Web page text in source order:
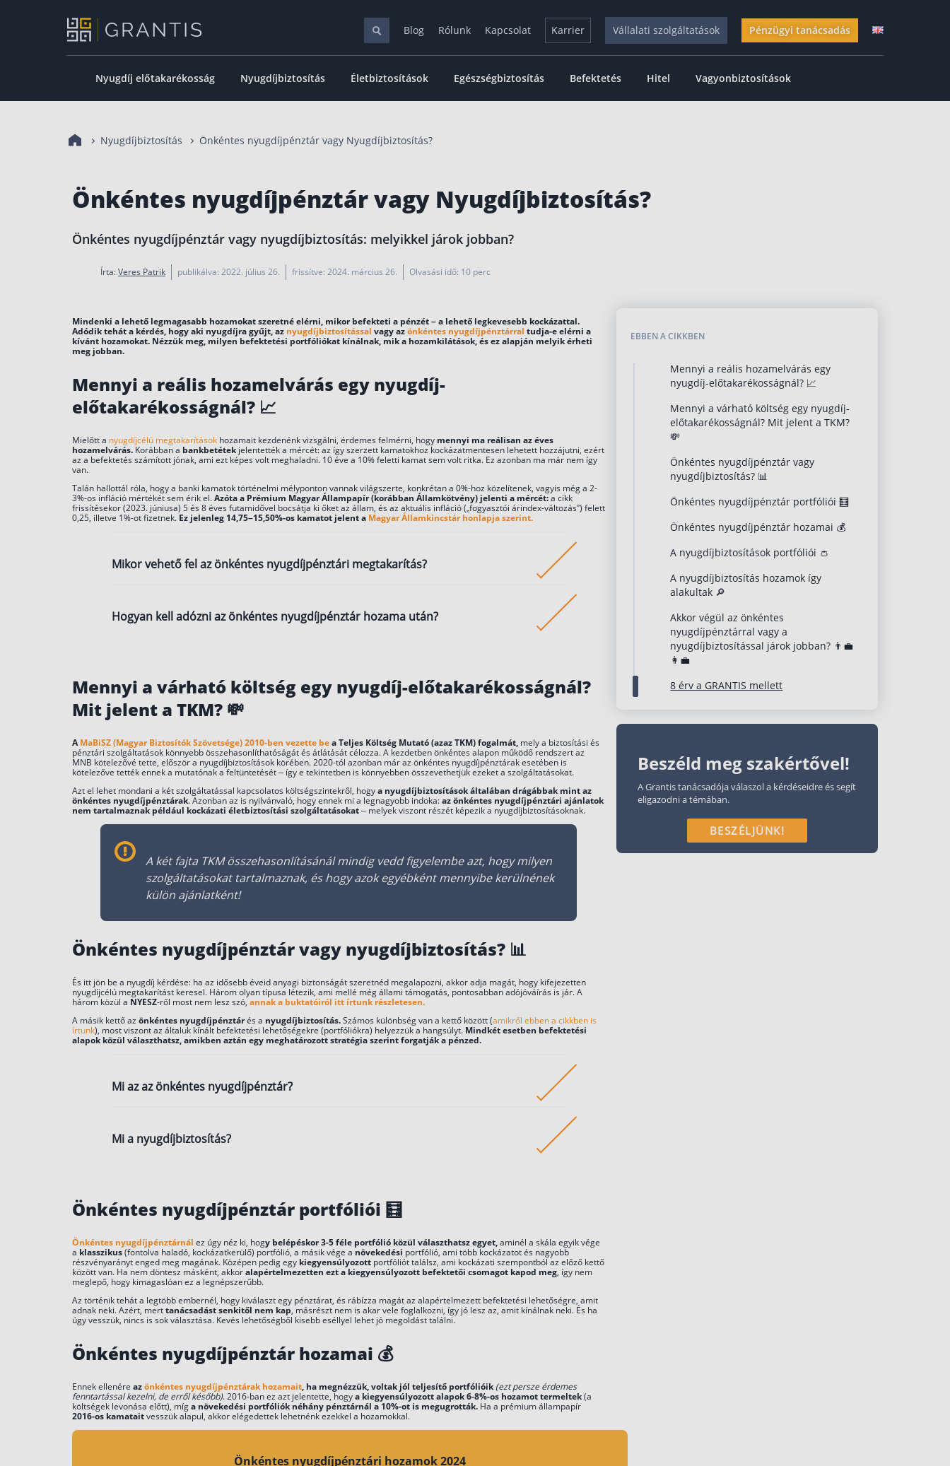
Blog Rólunk Kapcsolat Karrier Vállalati szolgáltatások Pénzügyi tanácsadás
Nyugdíj előtakarékosság Nyugdíjbiztosítás Életbiztosítások Egészségbiztosítás Befektetés Hitel Vagyonbiztosítások
Nyugdíjbiztosítás Önkéntes nyugdíjpénztár vagy Nyugdíjbiztosítás?
Önkéntes nyugdíjpénztár vagy Nyugdíjbiztosítás?
Önkéntes nyugdíjpénztár vagy nyugdíjbiztosítás: melyikkel járok jobban?
Írta:Veres Patrik publikálva: 2022. július 26. frissítve: 2024. március 26. Olvasási idő: 10 perc
Mindenki a lehető legmagasabb hozamokat szeretné elérni, mikor befekteti a pénzét – a lehető legkevesebb kockázattal.
Adódik tehát a kérdés, hogy aki nyugdíjra gyűjt, az nyugdíjbiztosítással vagy azönkéntes nyugdíjpénztárral tudja-e elérni a
kívánt hozamokat. Nézzük meg, milyen befektetési portfóliókat kínálnak, mik a hozamkilátások, és ez alapján melyik érheti
meg jobban.
Mennyi a reális hozamelvárás egy nyugdíj-
előtakarékosságnál? 📈
Mielőtt a nyugdíjcélú megtakarítások hozamait kezdenénk vizsgálni, érdemes felmérni, hogy mennyi ma reálisan az éves
hozamelvárás. Korábban a bankbetétek jelentették a mércét: az így szerzett kamatokhoz kockázatmentesen lehetett hozzájutni, ezért
az a befektetés számított jónak, ami ezt képes volt meghaladni. 10 éve a 10% feletti kamat sem volt ritka. Ez azonban ma már nem így
van.
Talán hallottál róla, hogy a banki kamatok történelmi mélyponton vannak világszerte, konkrétan a 0%-hoz közelítenek, vagyis még a 2-
3%-os infláció mértékét sem érik el.Azóta a Prémium Magyar Állampapír (korábban Államkötvény) jelenti a mércét:a cikk
frissítésekor (2023. júniusa) 5 és 8 éves futamidővel bocsátja ki őket az állam, és az aktuális infláció („fogyasztói árindex-változás”) felett
0,25, illetve 1%-ot fizetnek. Ez jelenleg 14,75–15,50%-os kamatot jelent a Magyar Államkincstár honlapja szerint.
Mikor vehető fel az önkéntes nyugdíjpénztári megtakarítás?
Az önkéntes nyugdíjpénztári megtakarítás a nyugdíjjogosultság megszerzésekor vehető fel,
ami a legtöbb esetben a nyugdíjkorhatár elérését jelenti, de nők esetében a Nők 40 miatti
Hogyan kell adózni az önkéntes nyugdíjpénztár hozama után?
Mennyi a várható költség egy nyugdíj-előtakarékosságnál?
Mit jelent a TKM? 💸
A MaBiSZ (Magyar Biztosítók Szövetsége) 2010-ben vezette bea Teljes Költség Mutató (azaz TKM) fogalmát, mely a biztosítási és
pénztári szolgáltatások könnyebb összehasonlíthatóságát és átlátását célozza. A kezdetben önkéntes alapon működő rendszert az
MNB kötelezővé tette, először a nyugdíjbiztosítások körében. 2020-tól azonban már az önkéntes nyugdíjpénztárak esetében is
kötelezőve tették ennek a mutatónak a feltüntetését – így e tekintetben is könnyebben összevethetjük ezeket a szolgáltatásokat.
Azt el lehet mondani a két szolgáltatással kapcsolatos költségszintekről, hogya nyugdíjbiztosítások általában drágábbak mint az
önkéntes nyugdíjpénztárak. Azonban az is nyilvánvaló, hogy ennek mi a legnagyobb indoka:az önkéntes nyugdíjpénztári ajánlatok
nem tartalmaznak például kockázati életbiztosítási szolgáltatásokat– melyek viszont részét képezik a nyugdíjbiztosításoknak.
A két fajta TKM összehasonlításánál mindig vedd figyelembe azt, hogy milyen
szolgáltatásokat tartalmaznak, és hogy azok egyébként mennyibe kerülnének
külön ajánlatként!
Önkéntes nyugdíjpénztár vagy nyugdíjbiztosítás? 📊
És itt jön be a nyugdíj kérdése: ha az idősebb éveid anyagi biztonságát szeretnéd megalapozni, akkor adja magát, hogy kifejezetten
nyugdíjcélú megtakarítást keresel. Három olyan típusa létezik, ami mellé még állami támogatás, pontosabban adójóváírás is jár. A
három közül a NYESZ-ről most nem lesz szó, annak a buktatóiról itt írtunk részletesen.
A másik kettő az önkéntes nyugdíjpénztárés a nyugdíjbiztosítás.Számos különbség van a kettő között (amikről ebben a cikkben is
írtunk), most viszont az általuk kínált befektetési lehetőségekre (portfóliókra) helyezzük a hangsúlyt. Mindkét esetben befektetési
alapok közül választhatsz, amikben aztán egy meghatározott stratégia szerint forgatják a pénzed.
Mi az az önkéntes nyugdíjpénztár?
Az önkéntes nyugdíjpénztár külön törvényben szabályozott önszerveződő intézmény, amely
tagjainak nyugdíj célú előtakarékoskodására biztosít lehetőséget. A kasszák működését az
Mi a nyugdíjbiztosítás?
adójóváírásként a személyi jövedelemadódból.
Önkéntes nyugdíjpénztár portfóliói 🧮
Önkéntes nyugdíjpénztárnál ez úgy néz ki, hogy belépéskor 3-5 féle portfólió közül választhatsz egyet,aminél a skála egyik vége
a klasszikus(fontolva haladó, kockázatkerülő) portfólió, a másik vége a növekedési portfólió, ami több kockázatot és nagyobb
részvényarányt enged meg magának. Középen pedig egy kiegyensúlyozott portfóliót találsz, ami kockázati szempontból az előző kettő
között van. Ha nem döntesz másként, akkoralapértelmezetten ezt a kiegyensúlyozott befektetői csomagot kapod meg, így nem
meglepő, hogy kimagaslóan ez a legnépszerűbb.
Az történik tehát a legtöbb embernél, hogy kiválaszt egy pénztárat, és rábízza magát az alapértelmezett befektetési lehetőségre, amit
adnak neki. Azért, merttanácsadást senkitől nem kap, másrészt nem is akar vele foglalkozni, így jó lesz az, amit kínálnak neki. És ha
úgy vesszük, nincs is sok választása. Kevés lehetőségből kisebb eséllyel lehet jó megoldást találni.
Önkéntes nyugdíjpénztár hozamai 💰
Ennek ellenére azönkéntes nyugdíjpénztárak hozamait, ha megnézzük, voltak jól teljesítő portfólióik (ezt persze érdemes
fenntartással kezelni, de erről később). 2016-ban ez azt jelentette, hogya kiegyensúlyozott alapok 6-8%-os hozamot termeltek(a
költségek levonása előtt), míga növekedési portfóliók néhány pénztárnál a 10%-ot is megugrották. Ha a prémium állampapír
2016-os kamataitvesszük alapul, akkor elégedettek lehetnénk ezekkel a hozamokkal.
Önkéntes nyugdíjpénztári hozamok 2024
EBBEN A CIKKBEN
Mennyi a reális hozamelvárás egy
nyugdíj-előtakarékosságnál? 📈
Mennyi a várható költség egy nyugdíj-
előtakarékosságnál? Mit jelent a TKM?
💸
Önkéntes nyugdíjpénztár vagy
nyugdíjbiztosítás? 📊
Önkéntes nyugdíjpénztár portfóliói 🧮
Önkéntes nyugdíjpénztár hozamai 💰
A nyugdíjbiztosítások portfóliói 👛
A nyugdíjbiztosítás hozamok így
alakultak 🔎
Akkor végül az önkéntes
nyugdíjpénztárral vagy a
nyugdíjbiztosítással járok jobban? 👨‍💼
👩‍💼
8 érv a GRANTIS mellett
Beszéld meg szakértővel!
A Grantis tanácsadója válaszol a kérdéseidre és segít
eligazodni a témában.
BESZÉLJÜNK!